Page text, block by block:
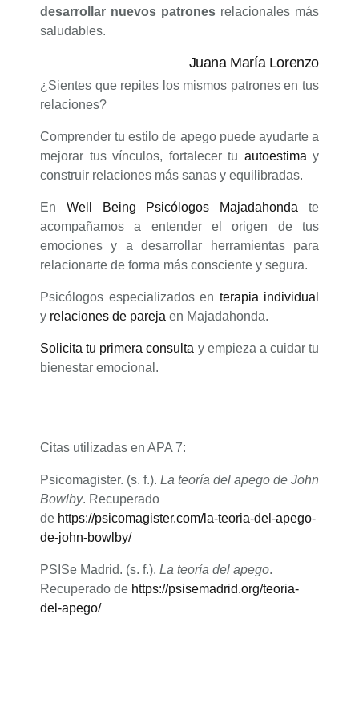
desarrollar nuevos patrones relacionales más
saludables.
Juana María Lorenzo
¿Sientes que repites los mismos patrones en tus
relaciones?
Comprender tu estilo de apego puede ayudarte a
mejorar tus vínculos, fortalecer tu autoestima y
construir relaciones más sanas y equilibradas.
En Well Being Psicólogos Majadahonda te
acompañamos a entender el origen de tus
emociones y a desarrollar herramientas para
relacionarte de forma más consciente y segura.
Psicólogos especializados en terapia individual
y relaciones de pareja en Majadahonda.
Solicita tu primera consulta y empieza a cuidar tu
bienestar emocional.
Citas utilizadas en APA 7:
Psicomagister. (s. f.). La teoría del apego de John
Bowlby. Recuperado
de https://psicomagister.com/la-teoria-del-apego-
de-john-bowlby/
PSISe Madrid. (s. f.). La teoría del apego.
Recuperado de https://psisemadrid.org/teoria-
del-apego/